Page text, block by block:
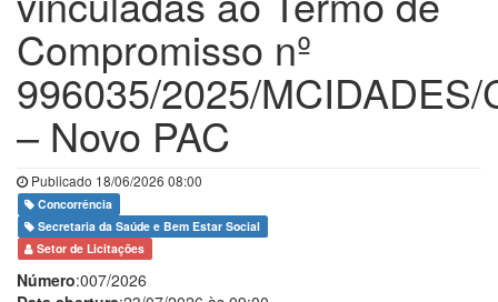
Compromisso nº
996035/2025/MCIDADES/
– Novo PAC
Publicado 18/06/2026 08:00
Concorrência
Secretaria da Saúde e Bem Estar Social
Setor de Licitações
Número:007/2026